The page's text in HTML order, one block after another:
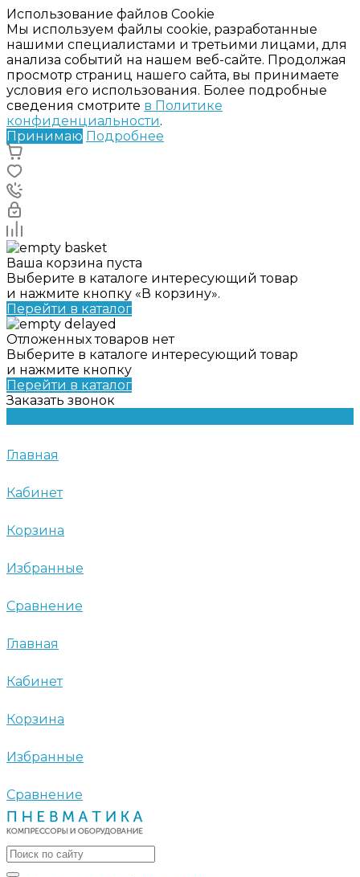
Использование файлов Cookie
Мы используем файлы cookie, разработанные
нашими специалистами и третьими лицами, для
анализа событий на нашем веб-сайте. Продолжая
просмотр страниц нашего сайта, вы принимаете
условия его использования. Более подробные
сведения смотрите в Политике
конфиденциальности.
Принимаю Подробнее
Ваша корзина пуста
Выберите в каталоге интересующий товар
и нажмите кнопку «В корзину».
Перейти в каталог
Отложенных товаров нет
Выберите в каталоге интересующий товар
и нажмите кнопку
Перейти в каталог
Заказать звонок
Главная
Кабинет
Корзина
Избранные
Сравнение
Главная
Кабинет
Корзина
Избранные
Сравнение